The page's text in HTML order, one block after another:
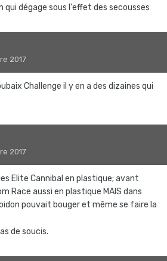
dégage sous l'effet des secousses
2017
Challenge il y en a des dizaines qui
2017
Elite Cannibal en plastique; avant
Race aussi en plastique MAIS dans
pouvait bouger et même se faire la
de soucis.